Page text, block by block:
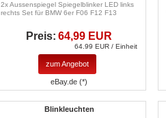
2x Aussenspiegel Spiegelblinker LED links
rechts Set für BMW 6er F06 F12 F13
Preis: 64,99 EUR
64.99 EUR / Einheit
zum Angebot
eBay.de (*)
Blinkleuchten